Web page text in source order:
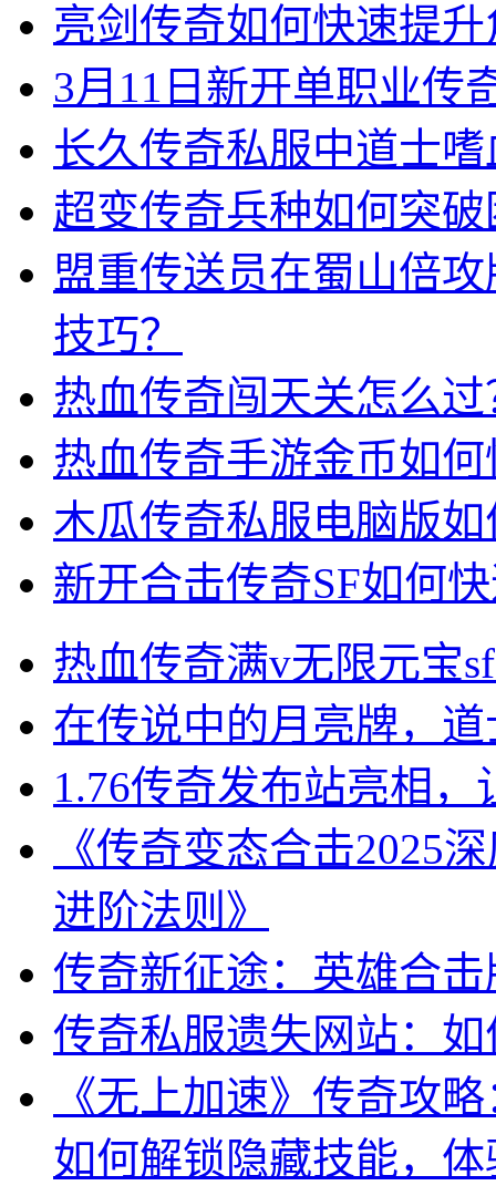
亮剑传奇如何快速提
3月11日新开单职业传
长久传奇私服中道士
超变传奇兵种如何突
盟重传送员在蜀山倍
技巧？
热血传奇闯天关怎么
热血传奇手游金币如
木瓜传奇私服电脑版
新开合击传奇SF如何
热血传奇满v无限元宝
在传说中的月亮牌，
1.76传奇发布站亮相
《传奇变态合击2025
进阶法则》
传奇新征途：英雄合
传奇私服遗失网站：
《无上加速》传奇攻
如何解锁隐藏技能，